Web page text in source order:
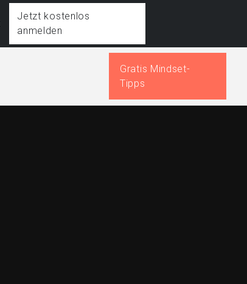
Jetzt kostenlos
anmelden
Gratis Mindset-
Tipps